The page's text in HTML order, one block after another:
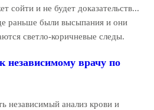
сойти и не будет доказательств...
раньше были высыпания и они
светло-коричневые следы.
независимому врачу по
независимый анализ крови и